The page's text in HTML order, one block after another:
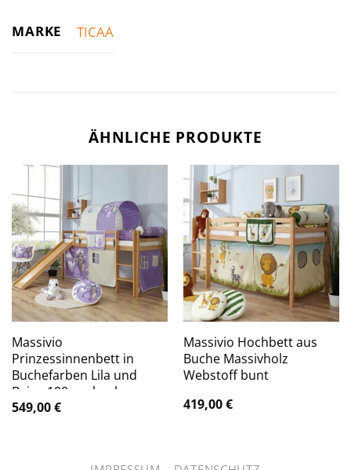
MARKE TICAA
ÄHNLICHE PRODUKTE
Massivio
Prinzessinnenbett in
Buchefarben Lila und
Beige 180 cm hoch
549,00€
Massivio Hochbett aus
Buche Massivholz
Webstoff bunt
419,00€